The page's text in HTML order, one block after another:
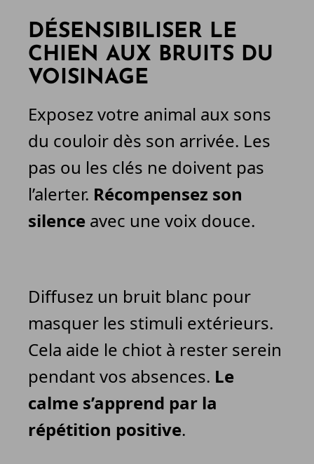
DÉSENSIBILISER LE
CHIEN AUX BRUITS DU
VOISINAGE
Exposez votre animal aux sons
du couloir dès son arrivée. Les
pas ou les clés ne doivent pas
l’alerter. Récompensez son
silence avec une voix douce.
Diffusez un bruit blanc pour
masquer les stimuli extérieurs.
Cela aide le chiot à rester serein
pendant vos absences. Le
calme s’apprend par la
répétition positive.